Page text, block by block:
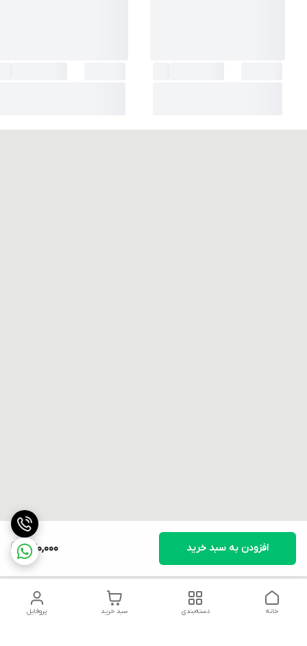
640,000 افزودن به سبد خرید
پروفایل سبد خرید دسته‌بندی خانه